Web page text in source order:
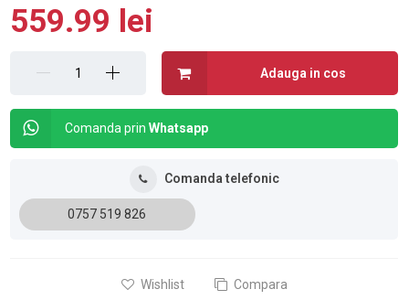
559.99 lei
Adauga in cos
Comanda prinWhatsapp
Comanda telefonic
0757 519 826
Wishlist Compara